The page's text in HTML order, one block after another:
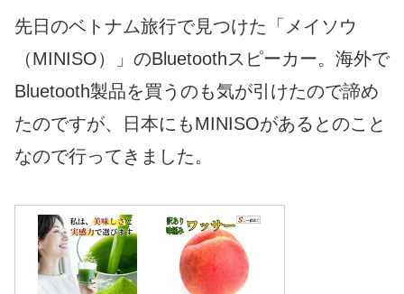
先日のベトナム旅行で見つけた「メイソウ
（MINISO）」のBluetoothスピーカー。海外で
Bluetooth製品を買うのも気が引けたので諦め
たのですが、日本にもMINISOがあるとのこと
なので行ってきました。